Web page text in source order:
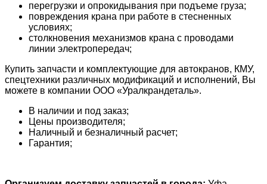
перегрузки и опрокидывания при подъеме груза;
повреждения крана при работе в стесненных
условиях;
столкновения механизмов крана с проводами
линии электропередач;
Купить запчасти и комплектующие для автокранов, КМУ,
спецтехники различных модификаций и исполнений, Вы
можете в компании ООО «Уралкрандеталь».
В наличии и под заказ;
Цены производителя;
Наличный и безналичный расчет;
Гарантия;